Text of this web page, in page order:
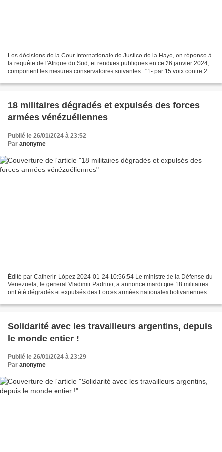
Les décisions de la Cour Internationale de Justice de la Haye, en réponse à
la requête de l'Afrique du Sud, et rendues publiques en ce 26 janvier 2024,
comportent les mesures conservatoires suivantes : "1- par 15 voix contre 2,
18 militaires dégradés et expulsés des forces
armées vénézuéliennes
Publié le 26/01/2024 à 23:52
Par anonyme
Édité par Catherin López 2024-01-24 10:56:54 Le ministre de la Défense du
Venezuela, le général Vladimir Padrino, a annoncé mardi que 18 militaires
ont été dégradés et expulsés des Forces armées nationales bolivariennes
Solidarité avec les travailleurs argentins, depuis
le monde entier !
Publié le 26/01/2024 à 23:29
Par anonyme